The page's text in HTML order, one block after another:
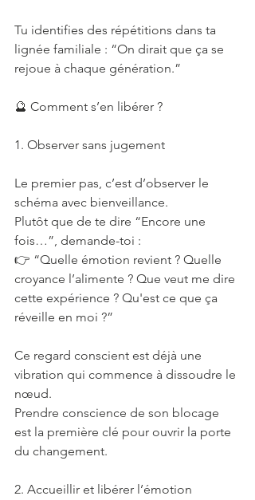
Tu identifies des répétitions dans ta
lignée familiale : “On dirait que ça se
rejoue à chaque génération.”
🔮 Comment s’en libérer ?
1. Observer sans jugement
Le premier pas, c’est d’observer le
schéma avec bienveillance.
Plutôt que de te dire “Encore une
fois…”, demande-toi :
👉 “Quelle émotion revient ? Quelle
croyance l’alimente ? Que veut me dire
cette expérience ? Qu'est ce que ça
réveille en moi ?”
Ce regard conscient est déjà une
vibration qui commence à dissoudre le
nœud.
Prendre conscience de son blocage
est la première clé pour ouvrir la porte
du changement.
2. Accueillir et libérer l’émotion